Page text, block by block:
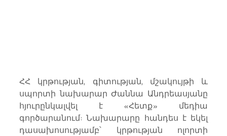
ՀՀ կրթության, գիտության, մշակույթի և
սպորտի նախարար Ժաննա Անդրեասյանը
հյուրընկալվել է «Հետք» մեդիա
գործարանում: Նախարարը հանդես է եկել
դասախոսությամբ՝ կրթության ոլորտի